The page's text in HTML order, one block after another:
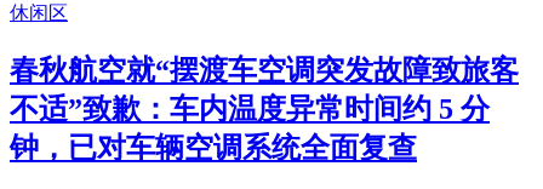
休闲区
春秋航空就“摆渡车空调突发故障致旅客
不适”致歉：车内温度异常时间约 5 分
钟，已对车辆空调系统全面复查